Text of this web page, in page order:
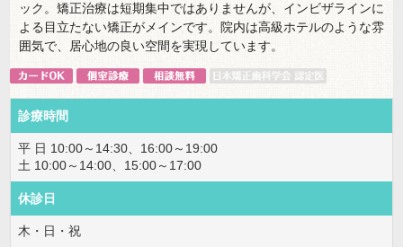
ック。矯正治療は短期集中ではありませんが、インビザラインに
よる目立たない矯正がメインです。院内は高級ホテルのような雰
囲気で、居心地の良い空間を実現しています。
診療時間
平 日 10:00～14:30、16:00～19:00
土 10:00～14:00、15:00～17:00
休診日
木・日・祝